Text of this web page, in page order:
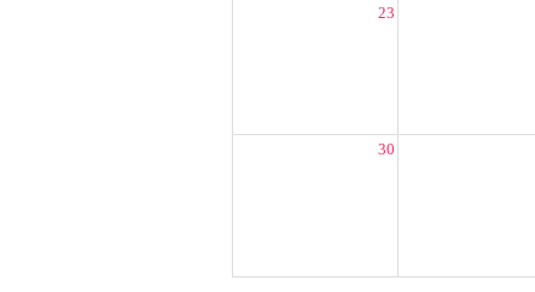
23
30